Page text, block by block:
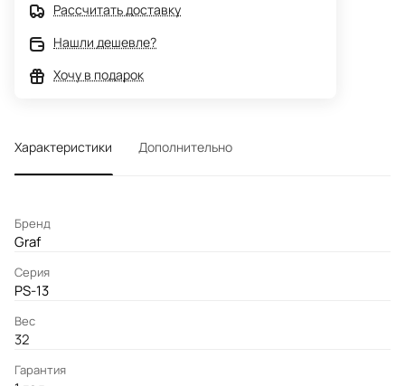
Рассчитать доставку
Нашли дешевле?
Хочу в подарок
Характеристики Дополнительно
Бренд
Graf
Серия
PS-13
Вес
32
Гарантия